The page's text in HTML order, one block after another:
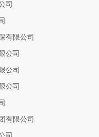
司
有限公司
公司
公司
公司
有限公司